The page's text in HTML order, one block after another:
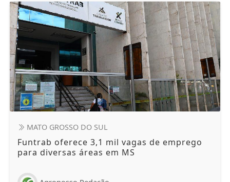
MATO GROSSO DO SUL
Funtrab oferece 3,1 mil vagas de emprego
para diversas áreas em MS